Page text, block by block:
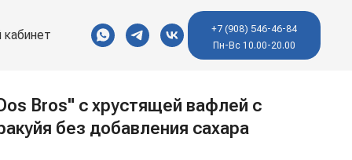
+7 (908) 546-46-84
Пн-Вс 10.00-20.00
Bros" с хрустящей вафлей с
без добавления сахара